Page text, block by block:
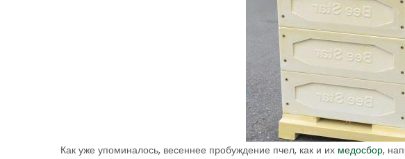
Как уже упоминалось, весеннее пробуждение пчел, как и их медосбор,